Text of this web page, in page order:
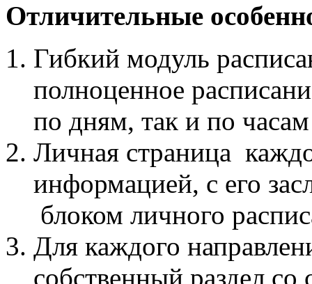
Отличительные
Гибкий модуль
полноценное
по дням, так и по
Личная страница
информацией, с его
блоком личного
Для каждого
собственный раздел со